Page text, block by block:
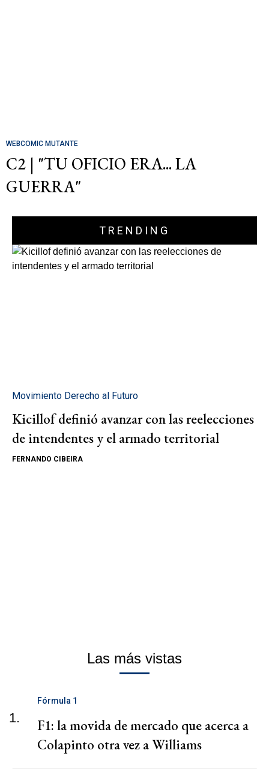
WEBCOMIC MUTANTE
C2 | "TU OFICIO ERA... LA
GUERRA"
TRENDING
Movimiento Derecho al Futuro
Kicillof definió avanzar con las reelecciones
de intendentes y el armado territorial
FERNANDO CIBEIRA
Las más vistas
1.
Fórmula 1
F1: la movida de mercado que acerca a
Colapinto otra vez a Williams